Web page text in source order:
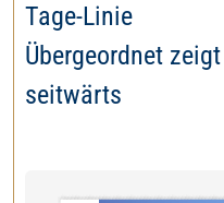
Tage-Linie
Übergeordnet
seitwärts